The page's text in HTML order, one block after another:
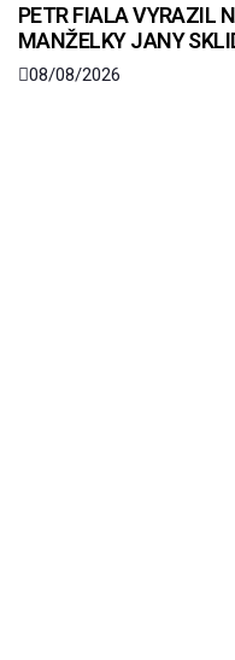
PETR FIALA VYRAZIL
MANŽELKY JANY
08/08/2026